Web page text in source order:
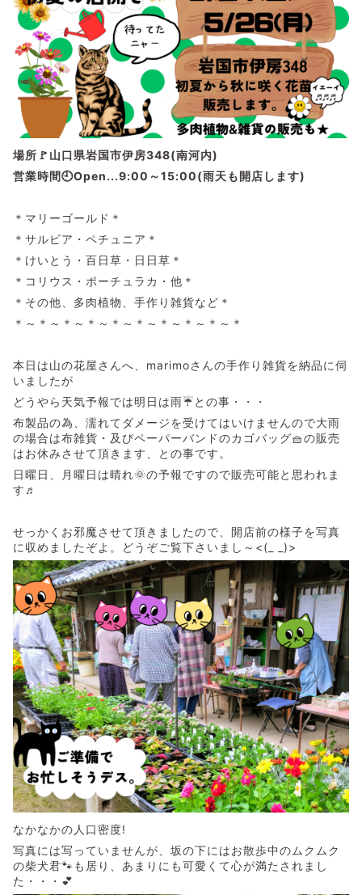
場所🚩山口県岩国市伊房348(南河内)
営業時間🕘Open...9:00～15:00(雨天も開店します)
＊マリーゴールド＊
＊サルビア・ペチュニア＊
＊けいとう・百日草・日日草＊
＊コリウス・ポーチュラカ・他＊
＊その他、多肉植物、手作り雑貨など＊
＊～＊～＊～＊～＊～＊～＊～＊～＊～＊
本日は山の花屋さんへ、marimoさんの手作り雑貨を納品に伺
いましたが
どうやら天気予報では明日は雨☔との事・・・
布製品の為、濡れてダメージを受けてはいけませんので大雨
の場合は布雑貨・及びペーパーバンドのカゴバッグ🧺の販売
はお休みさせて頂きます、との事です。
日曜日、月曜日は晴れ🌞の予報ですので販売可能と思われま
す♬
せっかくお邪魔させて頂きましたので、開店前の様子を写真
に収めましたぞよ。どうぞご覧下さいまし～<(_ _)>
なかなかの人口密度!
写真には写っていませんが、坂の下にはお散歩中のムクムク
の柴犬君🐾も居り、あまりにも可愛くて心が満たされまし
た・・・💕